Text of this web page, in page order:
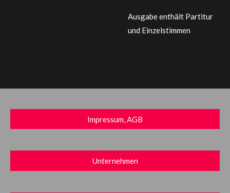
Ausgabe enthält Partitur
und Einzelstimmen
Impressum, AGB
Unternehmen